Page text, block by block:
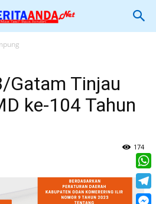
Gatam Tinjau
ke-104 Tahun
174